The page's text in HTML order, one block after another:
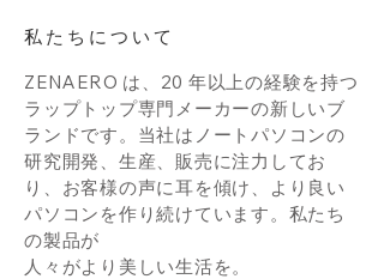
私たちについて
ZENAERO は、20 年以上の経験を持つ
ラップトップ専門メーカーの新しいブ
ランドです。当社はノートパソコンの
研究開発、生産、販売に注力してお
り、お客様の声に耳を傾け、より良い
パソコンを作り続けています。私たち
の製品が
人々がより美しい生活を。